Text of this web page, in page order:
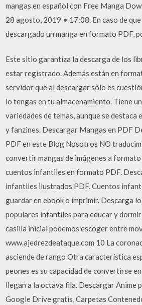
mangas en español con Free Manga
28 agosto, 2019 • 17:08. En caso de
descargado un manga en formato PDF,
Este sitio garantiza la descarga de los
estar registrado. Además están en
servidor que al descargar sólo es
lo tengas en tu almacenamiento. Tiene
variedades de temas, aunque se destaca
y fanzines. Descargar Mangas en PDF
PDF en este Blog Nosotros NO
convertir mangas de imágenes a
cuentos infantiles en formato PDF.
infantiles ilustrados PDF. Cuentos
guardar en ebook o imprimir. Descarga
populares infantiles para educar y
casilla inicial podemos escoger entre
www.ajedrezdeataque.com 10 La
asciende de rango Otra característica
peones es su capacidad de convertirse
llegan a la octava fila. Descargar Anime
Google Drive gratis, Carpetas